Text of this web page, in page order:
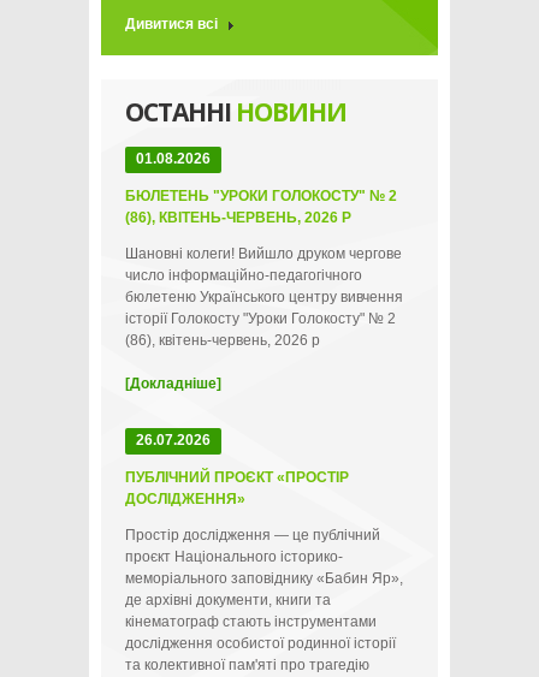
Дивитися всі
ОСТАННІ НОВИНИ
01.08.2026
БЮЛЕТЕНЬ "УРОКИ ГОЛОКОСТУ" № 2
(86), КВІТЕНЬ-ЧЕРВЕНЬ, 2026 Р
Шановні колеги! Вийшло друком чергове
число інформаційно-педагогічного
бюлетеню Українського центру вивчення
історії Голокосту "Уроки Голокосту" № 2
(86), квітень-червень, 2026 р
[Докладніше]
26.07.2026
ПУБЛІЧНИЙ ПРОЄКТ «ПРОСТІР
ДОСЛІДЖЕННЯ»
Простір дослідження — це публічний
проєкт Національного історико-
меморіального заповіднику «Бабин Яр»,
де архівні документи, книги та
кінематограф стають інструментами
дослідження особистої родинної історії
та колективної пам'яті про трагедію